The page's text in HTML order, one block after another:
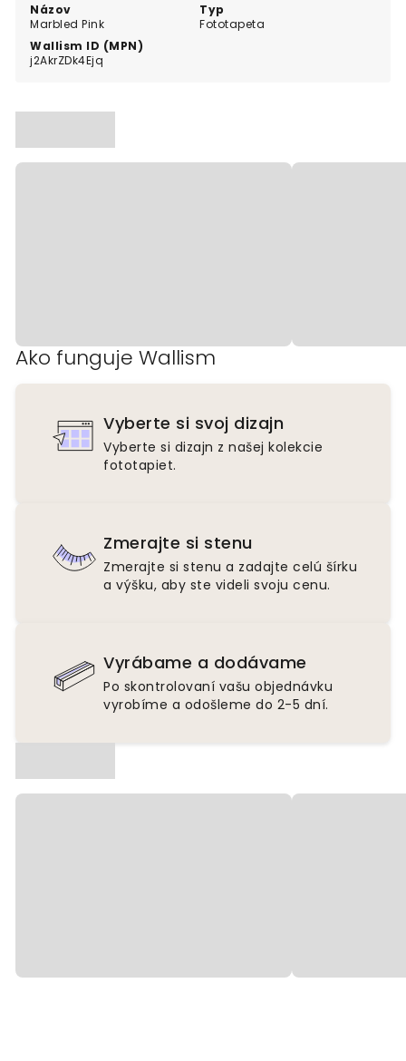
Názov
Marbled Pink
Typ
Fototapeta
Wallism ID (MPN)
j2AkrZDk4Ejq
Ako funguje Wallism
Vyberte si svoj dizajn
Vyberte si dizajn z našej kolekcie
fototapiet.
Zmerajte si stenu
Zmerajte si stenu a zadajte celú šírku
a výšku, aby ste videli svoju cenu.
Vyrábame a dodávame
Po skontrolovaní vašu objednávku
vyrobíme a odošleme do 2-5 dní.